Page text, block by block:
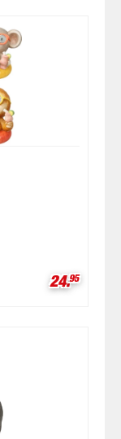
24.95